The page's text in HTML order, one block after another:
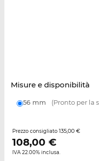
Misure e disponibilità
56 mm (Pronto per la
Prezzo consigliato 135,00 €
108,00 €
IVA 22.00% inclusa.